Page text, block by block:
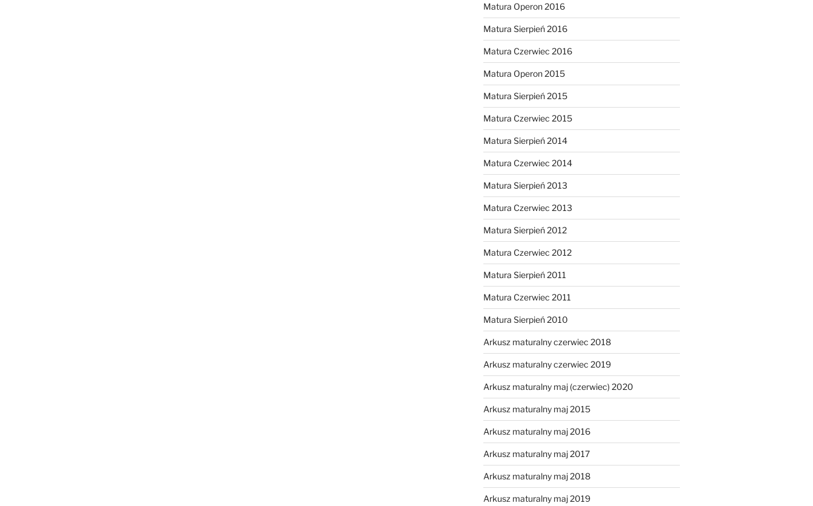
Matura Operon 2016
Matura Sierpień 2016
Matura Czerwiec 2016
Matura Operon 2015
Matura Sierpień 2015
Matura Czerwiec 2015
Matura Sierpień 2014
Matura Czerwiec 2014
Matura Sierpień 2013
Matura Czerwiec 2013
Matura Sierpień 2012
Matura Czerwiec 2012
Matura Sierpień 2011
Matura Czerwiec 2011
Matura Sierpień 2010
Arkusz maturalny czerwiec 2018
Arkusz maturalny czerwiec 2019
Arkusz maturalny maj (czerwiec) 2020
Arkusz maturalny maj 2015
Arkusz maturalny maj 2016
Arkusz maturalny maj 2017
Arkusz maturalny maj 2018
Arkusz maturalny maj 2019